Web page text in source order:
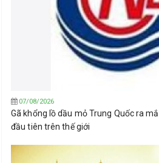
07/08/2026
Gã khổng lồ dầu mỏ Trung Quốc ra
đầu tiên trên thế giới